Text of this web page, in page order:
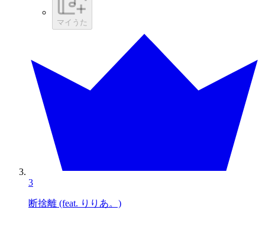
マイうた
3
断捨離 (feat. りりあ。)